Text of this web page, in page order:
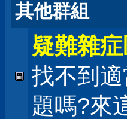
其他群組
疑難雜
找不到
題嗎?來